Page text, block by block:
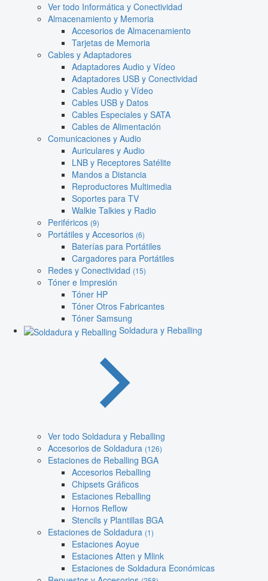
Ver todo Informática y Conectividad
Almacenamiento y Memoria
Accesorios de Almacenamiento
Tarjetas de Memoria
Cables y Adaptadores
Adaptadores Audio y Vídeo
Adaptadores USB y Conectividad
Cables Audio y Vídeo
Cables USB y Datos
Cables Especiales y SATA
Cables de Alimentación
Comunicaciones y Audio
Auriculares y Audio
LNB y Receptores Satélite
Mandos a Distancia
Reproductores Multimedia
Soportes para TV
Walkie Talkies y Radio
Periféricos (9)
Portátiles y Accesorios (6)
Baterías para Portátiles
Cargadores para Portátiles
Redes y Conectividad (15)
Tóner e Impresión
Tóner HP
Tóner Otros Fabricantes
Tóner Samsung
Soldadura y Reballing
Ver todo Soldadura y Reballing
Accesorios de Soldadura (126)
Estaciones de Reballing BGA
Accesorios Reballing
Chipsets Gráficos
Estaciones Reballing
Hornos Reflow
Stencils y Plantillas BGA
Estaciones de Soldadura (1)
Estaciones Aoyue
Estaciones Atten y Mlink
Estaciones de Soldadura Económicas